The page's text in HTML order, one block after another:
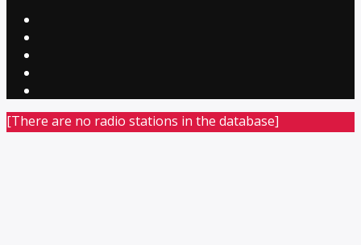
[There are no radio stations in the database]